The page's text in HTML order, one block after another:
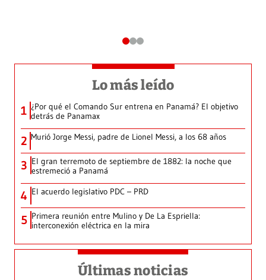
Lo más leído
1 ¿Por qué el Comando Sur entrena en Panamá? El objetivo
detrás de Panamax
2 Murió Jorge Messi, padre de Lionel Messi, a los 68 años
3 El gran terremoto de septiembre de 1882: la noche que
estremeció a Panamá
4 El acuerdo legislativo PDC – PRD
5 Primera reunión entre Mulino y De La Espriella:
interconexión eléctrica en la mira
Últimas noticias